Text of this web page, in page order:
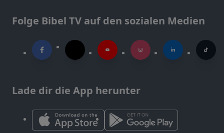
Folge Bibel TV auf den sozialen Medien
Lade dir die App herunter